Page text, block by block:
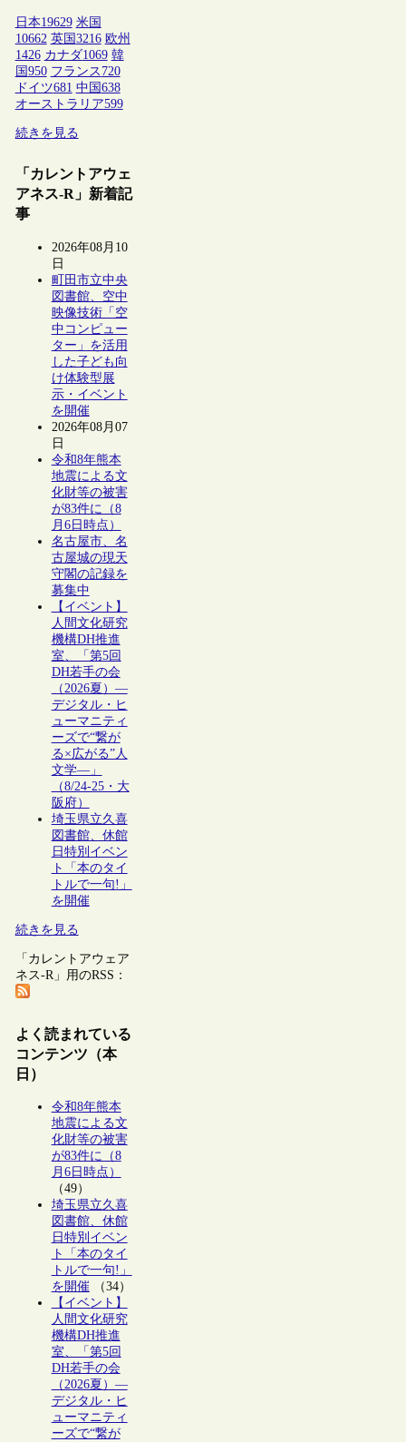
日本19629 米国
10662 英国 3216 欧州
1426 カナダ1069 韓
国 950 フランス 720
ドイツ681 中国 638
オーストラリア599
続きを見る
「カレントアウェ
アネス-R」新着記
事
2026年08月10
日
町田市立中央
図書館、空中
映像技術「空
中コンピュー
ター」を活用
した子ども向
け体験型展
示・イベント
を開催
2026年08月07
日
令和8年熊本
地震による文
化財等の被害
が83件に（8
月6日時点）
名古屋市、名
古屋城の現天
守閣の記録を
募集中
【イベント】
人間文化研究
機構DH推進
室、「第5回
DH若手の会
（2026夏）―
デジタル・ヒ
ューマニティ
ーズで“繋が
る×広がる”人
文学―」
（8/24-25・大
阪府）
埼玉県立久喜
図書館、休館
日特別イベン
ト「本のタイ
トルで一句!」
を開催
続きを見る
「カレントアウェア
ネス-R」用のRSS：
よく読まれている
コンテンツ（本
日）
令和8年熊本
地震による文
化財等の被害
が83件に（8
月6日時点）
（49）
埼玉県立久喜
図書館、休館
日特別イベン
ト「本のタイ
トルで一句!」
を開催（34）
【イベント】
人間文化研究
機構DH推進
室、「第5回
DH若手の会
（2026夏）―
デジタル・ヒ
ューマニティ
ーズで“繋が